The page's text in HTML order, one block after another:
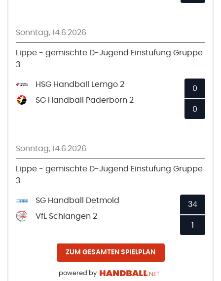
Sonntag, 14.6.2026
Lippe - gemischte D-Jugend Einstufung Gruppe
3
HSG Handball Lemgo 2
SG Handball Paderborn 2
0
0
Sonntag, 14.6.2026
Lippe - gemischte D-Jugend Einstufung Gruppe
3
SG Handball Detmold
VfL Schlangen 2
34
1
ZUM GESAMTEN SPIELPLAN
powered by